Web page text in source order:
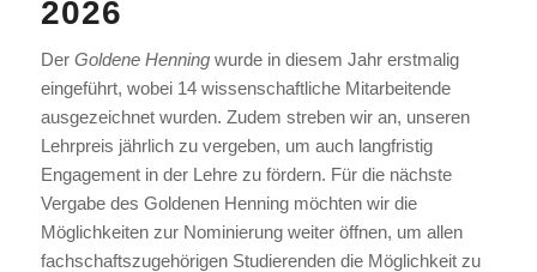
2026
Der Goldene Henningwurde in diesem Jahr erstmalig
eingeführt, wobei 14 wissenschaftliche Mitarbeitende
ausgezeichnet wurden. Zudem streben wir an, unseren
Lehrpreis jährlich zu vergeben, um auch langfristig
Engagement in der Lehre zu fördern. Für die nächste
Vergabe des Goldenen Henning möchten wir die
Möglichkeiten zur Nominierung weiter öffnen, um allen
fachschaftszugehörigen Studierenden die Möglichkeit zu